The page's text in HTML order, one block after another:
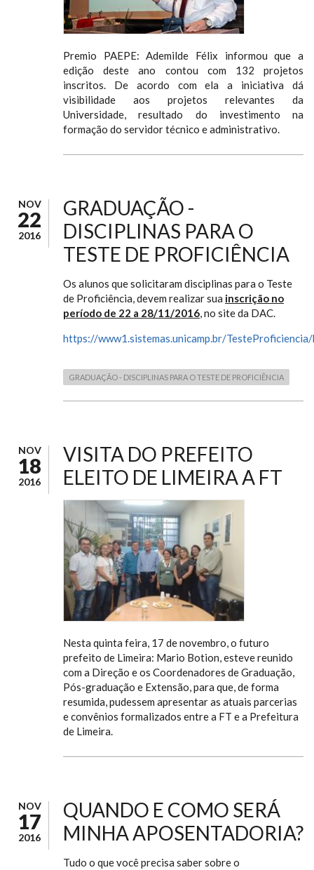
Premio PAEPE: Ademilde Félix informou que a
edição deste ano contou com 132 projetos
inscritos. De acordo com ela a iniciativa dá
visibilidade aos projetos relevantes da
Universidade, resultado do investimento na
formação do servidor técnico e administrativo.
NOV
22
2016
GRADUAÇÃO -
DISCIPLINAS PARA O
TESTE DE PROFICIÊNCIA
Os alunos que solicitaram disciplinas para o Teste
de Proficiência, devem realizar sua inscrição no
período de 22 a 28/11/2016, no site da DAC.
https://www1.sistemas.unicamp.br/TesteProficiencia/
GRADUAÇÃO - DISCIPLINAS PARA O TESTE DE PROFICIÊNCIA
NOV
18
2016
VISITA DO PREFEITO
ELEITO DE LIMEIRA A FT
Nesta quinta feira, 17 de novembro, o futuro
prefeito de Limeira: Mario Botion, esteve reunido
com a Direção e os Coordenadores de Graduação,
Pós-graduação e Extensão, para que, de forma
resumida, pudessem apresentar as atuais parcerias
e convênios formalizados entre a FT e a Prefeitura
de Limeira.
NOV
17
2016
QUANDO E COMO SERÁ
MINHA APOSENTADORIA?
Tudo o que você precisa saber sobre o